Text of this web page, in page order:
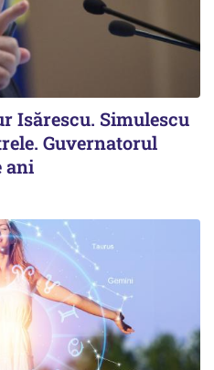
Isărescu. Simulescu
Guvernatorul
ani